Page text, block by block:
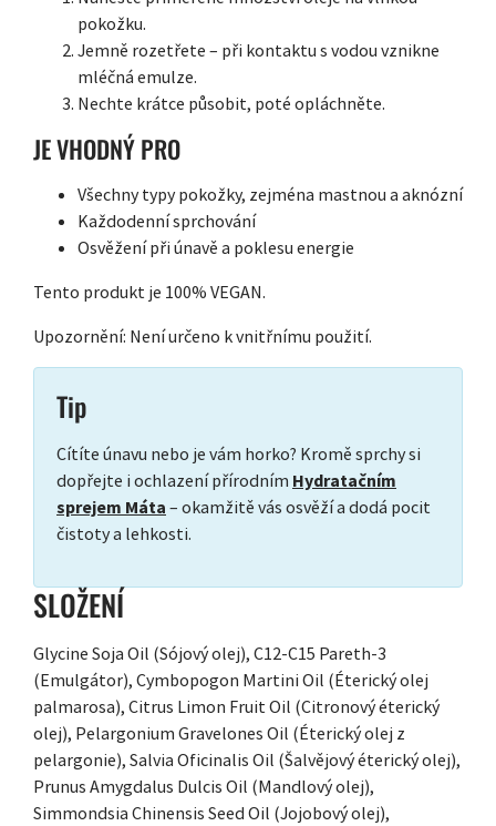
pokožku.
Jemně rozetřete – při kontaktu s vodou vznikne
mléčná emulze.
Nechte krátce působit, poté opláchněte.
JE VHODNÝ PRO
Všechny typy pokožky, zejména mastnou a aknózní
Každodenní sprchování
Osvěžení při únavě a poklesu energie
Tento produkt je 100% VEGAN.
Upozornění: Není určeno k vnitřnímu použití.
Tip
Cítíte únavu nebo je vám horko? Kromě sprchy si
dopřejte i ochlazení přírodním Hydratačním
sprejem Máta – okamžitě vás osvěží a dodá pocit
čistoty a lehkosti.
SLOŽENÍ
Glycine Soja Oil (Sójový olej), C12-C15 Pareth-3
(Emulgátor), Cymbopogon Martini Oil (Éterický olej
palmarosa), Citrus Limon Fruit Oil (Citronový éterický
olej), Pelargonium Gravelones Oil (Éterický olej z
pelargonie), Salvia Oficinalis Oil (Šalvějový éterický olej),
Prunus Amygdalus Dulcis Oil (Mandlový olej),
Simmondsia Chinensis Seed Oil (Jojobový olej),